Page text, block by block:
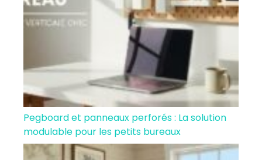
Pegboard et panneaux perforés : La solution
modulable pour les petits bureaux